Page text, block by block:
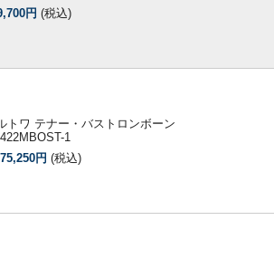
円 (税込)
トワ テナー・バストロンボーン
1
円 (税込)